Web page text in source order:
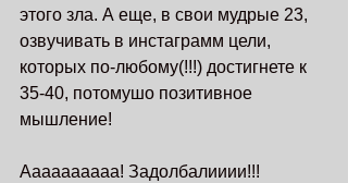
этого зла. А еще, в свои мудрые 23,
озвучивать в инстаграмм цели,
которых по-любому(!!!) достигнете к
35-40, потомушо позитивное
мышление!
Аааааааааа! Задолбалииии!!!